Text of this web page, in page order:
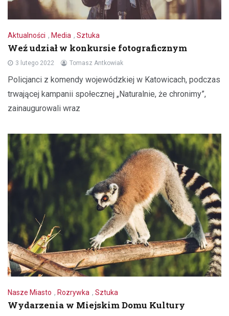
Aktualności , Media , Sztuka
Weź udział w konkursie fotograficznym
3 lutego 2022 Tomasz Antkowiak
Policjanci z komendy wojewódzkiej w Katowicach, podczas
trwającej kampanii społecznej „Naturalnie, że chronimy”,
zainaugurowali wraz
Nasze Miasto , Rozrywka , Sztuka
Wydarzenia w Miejskim Domu Kultury